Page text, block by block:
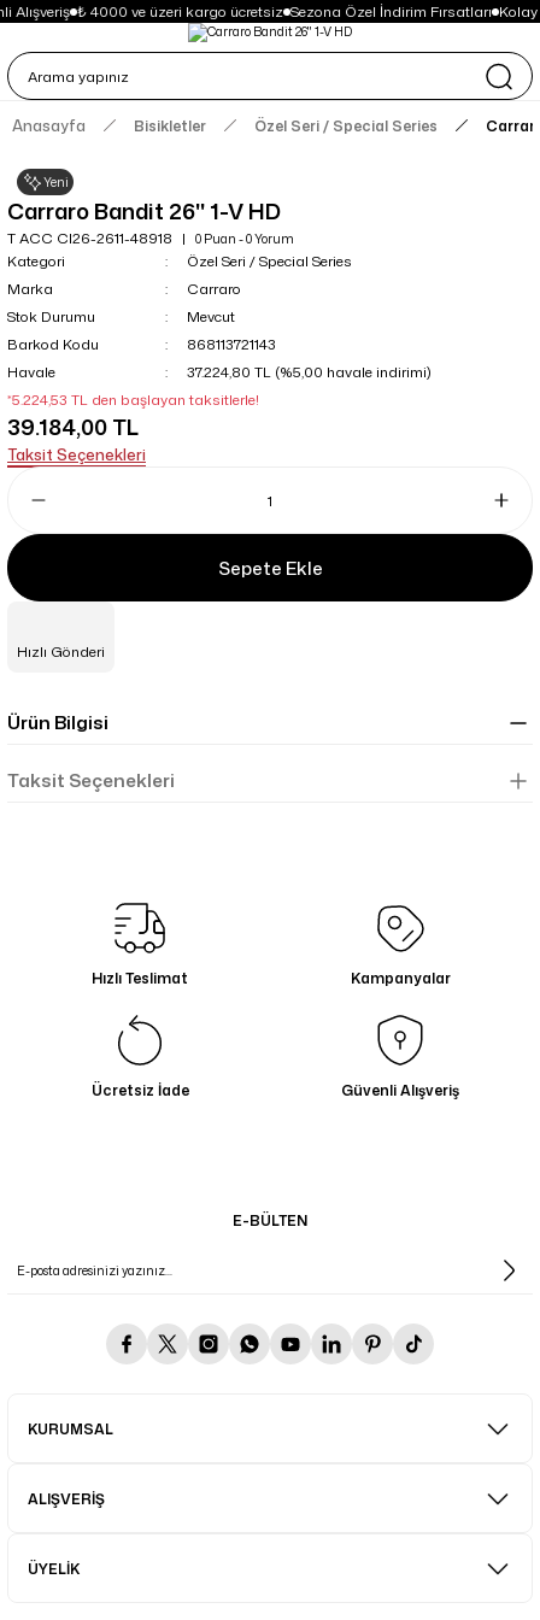
Alışveriş ₺ 4000 ve üzeri kargo ücretsiz Sezona Özel İndirim Fırsatları Kolay
Anasayfa Bisikletler Özel Seri / Special Series
Yeni
Carraro Bandit 26'' 1-V HD
T ACC CI26-2611-48918 0 Puan - 0 Yorum
Kategori
Özel Seri / Special Series
Marka
Carraro
Stok Durumu
Mevcut
Barkod Kodu
868113721143
Havale
37.224,80 TL (%5,00 havale indirimi)
*5.224,53 TL den başlayan taksitlerle!
39.184,00 TL
Taksit Seçenekleri
Sepete Ekle
Hızlı Gönderi
Ürün Bilgisi
Taksit Seçenekleri
Hızlı Teslimat Kampanyalar
Ücretsiz İade Güvenli Alışveriş
E-BÜLTEN
KURUMSAL
ALIŞVERİŞ
ÜYELİK